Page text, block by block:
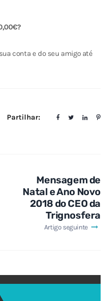
conta e do seu amigo até
Partilhar:
Mensagem de
Natal e Ano Novo
2018 do CEO da
Trignosfera
Artigo seguinte